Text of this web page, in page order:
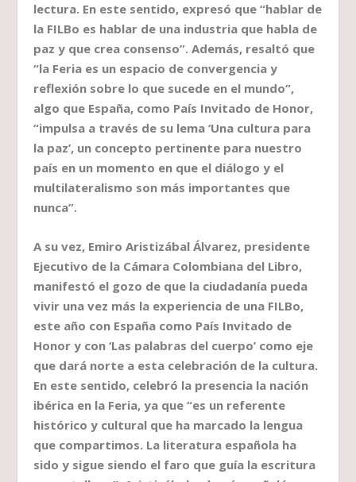
lectura. En este sentido, expresó que “hablar de
la FILBo es hablar de una industria que habla de
paz y que crea consenso”. Además, resaltó que
“la Feria es un espacio de convergencia y
reflexión sobre lo que sucede en el mundo”,
algo que España, como País Invitado de Honor,
“impulsa a través de su lema ‘Una cultura para
la paz’, un concepto pertinente para nuestro
país en un momento en que el diálogo y el
multilateralismo son más importantes que
nunca”.
A su vez, Emiro Aristizábal Álvarez, presidente
Ejecutivo de la Cámara Colombiana del Libro,
manifestó el gozo de que la ciudadanía pueda
vivir una vez más la experiencia de una FILBo,
este año con España como País Invitado de
Honor y con ‘Las palabras del cuerpo’ como eje
que dará norte a esta celebración de la cultura.
En este sentido, celebró la presencia la nación
ibérica en la Feria, ya que “es un referente
histórico y cultural que ha marcado la lengua
que compartimos. La literatura española ha
sido y sigue siendo el faro que guía la escritura